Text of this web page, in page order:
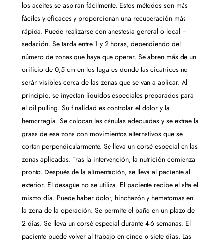
los aceites se aspiran fácilmente. Estos métodos son más
fáciles y eficaces y proporcionan una recuperación más
rápida. Puede realizarse con anestesia general o local +
sedación. Se tarda entre 1 y 2 horas, dependiendo del
número de zonas que haya que operar. Se abren más de un
orificio de 0,5 cm en los lugares donde las cicatrices no
serán visibles cerca de las zonas que se van a aplicar. Al
principio, se inyectan líquidos especiales preparados para
el oil pulling. Su finalidad es controlar el dolor y la
hemorragia. Se colocan las cánulas adecuadas y se extrae la
grasa de esa zona con movimientos alternativos que se
cortan perpendicularmente. Se lleva un corsé especial en las
zonas aplicadas. Tras la intervención, la nutrición comienza
pronto. Después de la alimentación, se lleva al paciente al
exterior. El desagüe no se utiliza. El paciente recibe el alta el
mismo día. Puede haber dolor, hinchazón y hematomas en
la zona de la operación. Se permite el baño en un plazo de
2 días. Se lleva un corsé especial durante 4-6 semanas. El
paciente puede volver al trabajo en cinco o siete días. Las